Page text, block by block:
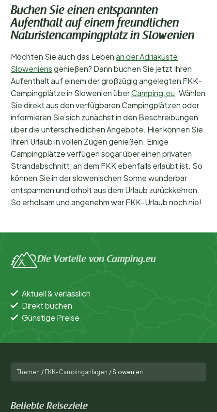
Buchen Sie einen entspannten
Aufenthalt auf einem freundlichen
Naturistencampingplatz in Slowenien
Möchten Sie auch das Lebenan der Adriaküste
Sloweniensgenießen? Dann buchen Sie jetzt Ihren
Aufenthalt auf einem der großzügig angelegten FKK-
Campingplätze in Slowenien überCamping.eu. Wählen
Sie direkt aus den verfügbaren Campingplätzen oder
informieren Sie sich zunächst in den Beschreibungen
über die unterschiedlichen Angebote. Hier können Sie
Ihren Urlaub in vollen Zügen genießen. Einige
Campingplätze verfügen sogar über einen privaten
Strandabschnitt, an dem FKK ebenfalls erlaubt ist. So
können Sie in der slowenischen Sonne wunderbar
entspannen und erholt aus dem Urlaub zurückkehren.
So erholsam und angenehm war FKK-Urlaub noch nie!
Die Vorteile von Camping.eu
Aktuell & verlässlich
Direkt buchen
Günstige Preise
Themen / FKK-Campinganlagen /Slowenien
Beliebte Reiseziele